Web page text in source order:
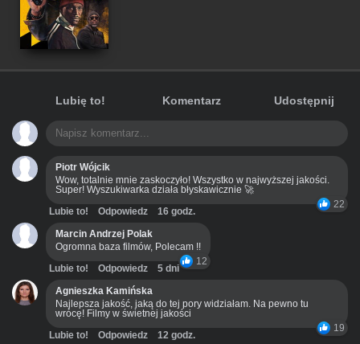
Lubię to! Komentarz Udostępnij
Piotr Wójcik
Wow, totalnie mnie zaskoczyło! Wszystko w najwyższej jakości.
Super! Wyszukiwarka działa błyskawicznie 🚀
22
Lubie to! Odpowiedz
16 godz.
Marcin Andrzej Polak
Ogromna baza filmów, Polecam !!
12
Lubie to! Odpowiedz
5 dni
Agnieszka Kamińska
Najlepsza jakość, jaką do tej pory widziałam. Na pewno tu
wrócę! Filmy w świetnej jakości
19
Lubie to! Odpowiedz
12 godz.